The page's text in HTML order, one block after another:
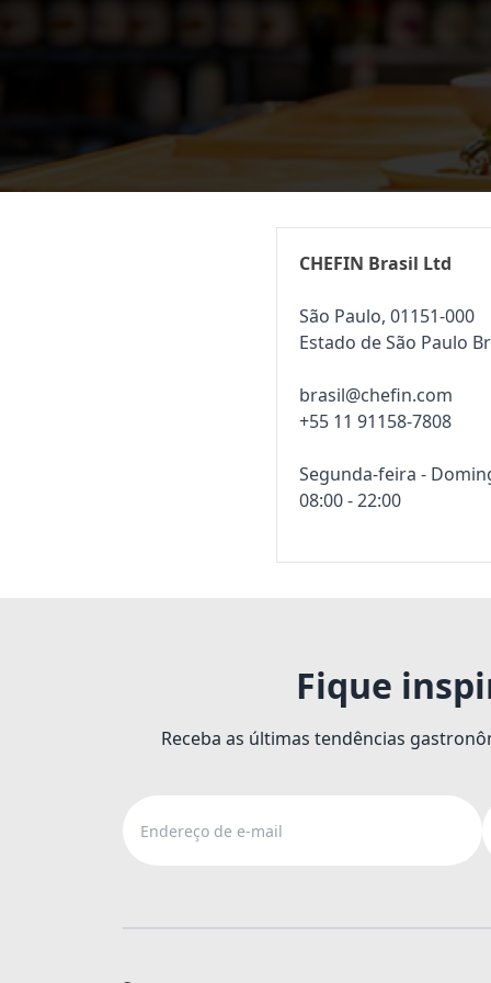
CHEFIN Brasil Ltd
São Paulo, 01151-000
Estado de São Paulo
brasil@chefin.com
+55 11 91158-7808
Segunda-feira -
08:00 - 22:00
Fique
Receba as últimas tendências